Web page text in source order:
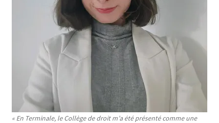
Texte
« En Terminale, le Collège de droit m’a été présenté comme une